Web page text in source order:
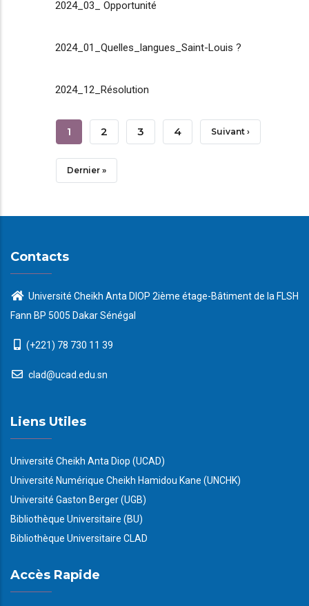
2024_03_ Opportunité
2024_01_Quelles_langues_Saint-Louis ?
2024_12_Résolution
Pagination
Page
Courante
1 Page
2 Page
3 Page
4 Page
Suivant ›
Dernière
Dernier »
Contacts
Université Cheikh Anta DIOP 2ième étage-Bâtiment de la FLSH
Fann BP 5005 Dakar Sénégal
(+221) 78 730 11 39
clad@ucad.edu.sn
Liens Utiles
Université Cheikh Anta Diop (UCAD)
Université Numérique Cheikh Hamidou Kane (UNCHK)
Université Gaston Berger (UGB)
Bibliothèque Universitaire (BU)
Bibliothèque Universitaire CLAD
Accès Rapide